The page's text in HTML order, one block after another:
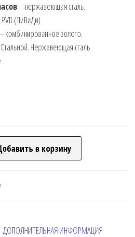
– нержавеющая сталь.
(ПиВиДи)
– комбинированное золото.
Нержавеющая сталь
в корзину
ДОПОЛНИТЕЛЬНАЯ ИНФОРМАЦИЯ